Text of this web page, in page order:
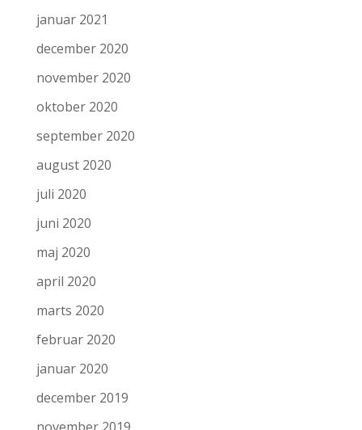
januar 2021
december 2020
november 2020
oktober 2020
september 2020
august 2020
juli 2020
juni 2020
maj 2020
april 2020
marts 2020
februar 2020
januar 2020
december 2019